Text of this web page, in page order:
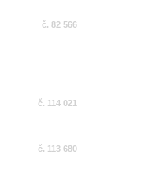
č. 82 566
č. 114 021
č. 113 680